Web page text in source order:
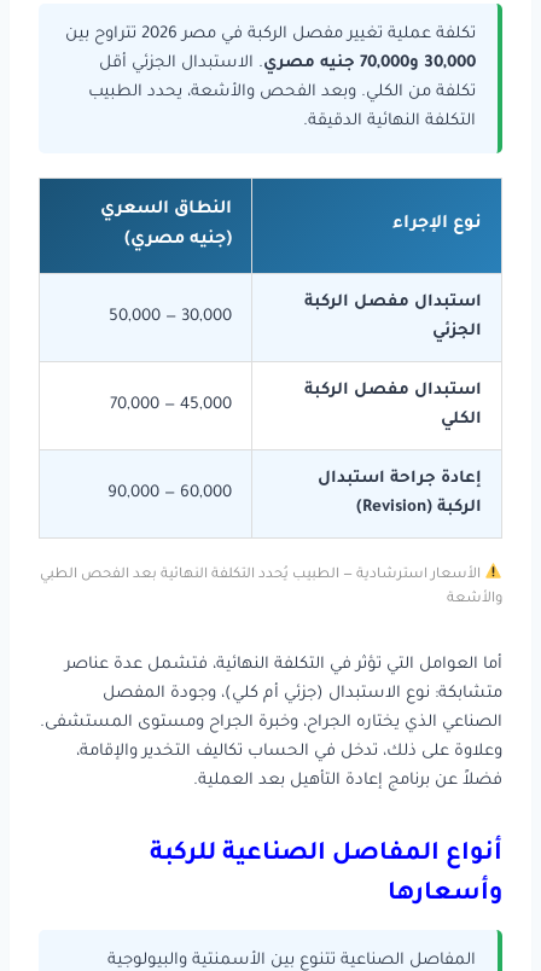
تكلفة عملية تغيير مفصل الركبة في مصر 2026 تتراوح بين
30,000 و70,000 جنيه مصري
. الاستبدال الجزئي أقل
تكلفة من الكلي. وبعد الفحص والأشعة، يحدد الطبيب
التكلفة النهائية الدقيقة.
نوع الإجراء
النطاق السعري
(جنيه مصري)
استبدال مفصل الركبة
الجزئي
30,000 — 50,000
استبدال مفصل الركبة
الكلي
45,000 — 70,000
إعادة جراحة استبدال
الركبة (Revision)
60,000 — 90,000
الأسعار استرشادية — الطبيب يُحدد التكلفة النهائية بعد الفحص الطبي
والأشعة
أما العوامل التي تؤثر في التكلفة النهائية، فتشمل عدة عناصر
متشابكة: نوع الاستبدال (جزئي أم كلي)، وجودة المفصل
الصناعي الذي يختاره الجراح، وخبرة الجراح ومستوى المستشفى.
وعلاوة على ذلك، تدخل في الحساب تكاليف التخدير والإقامة،
فضلاً عن برنامج إعادة التأهيل بعد العملية.
أنواع المفاصل الصناعية للركبة
وأسعارها
المفاصل الصناعية تتنوع بين الأسمنتية والبيولوجية